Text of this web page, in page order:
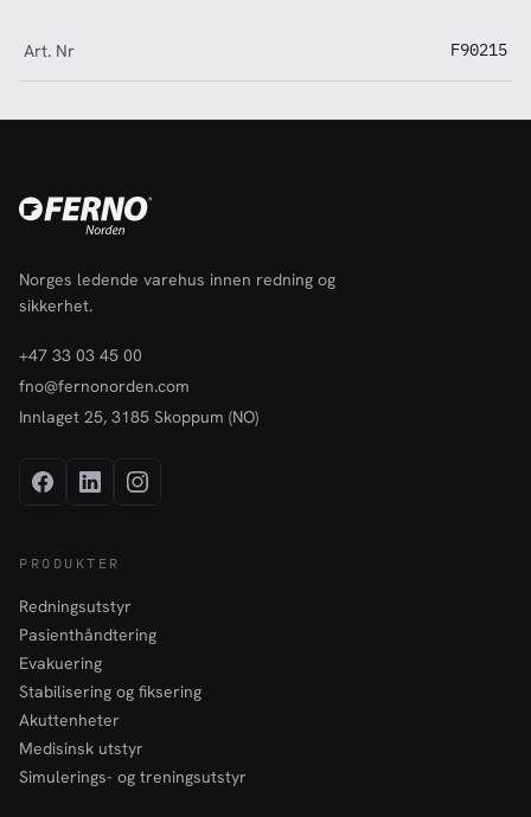
Art. Nr F90215
Norges ledende varehus innen redning og
sikkerhet.
+47 33 03 45 00
fno@fernonorden.com
Innlaget 25, 3185 Skoppum (NO)
PRODUKTER
Redningsutstyr
Pasienthåndtering
Evakuering
Stabilisering og fiksering
Akuttenheter
Medisinsk utstyr
Simulerings- og treningsutstyr